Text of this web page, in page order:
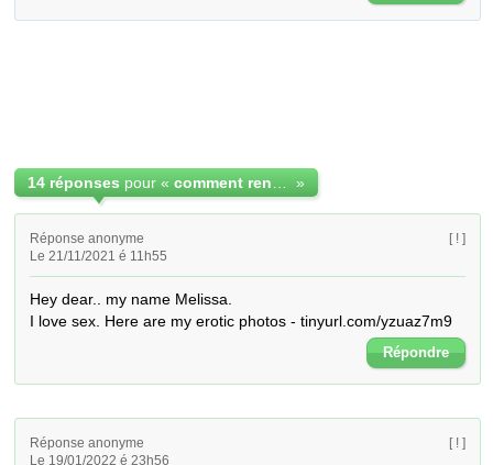
14 réponses pour « »
Réponse anonyme
Le 21/11/2021 é 11h55
[ ! ]
Hey dear.. my name Melissa.
I love sex. Here are my erotic photos - tinyurl.com/yzuaz7m9
Répondre
Réponse anonyme
Le 19/01/2022 é 23h56
[ ! ]